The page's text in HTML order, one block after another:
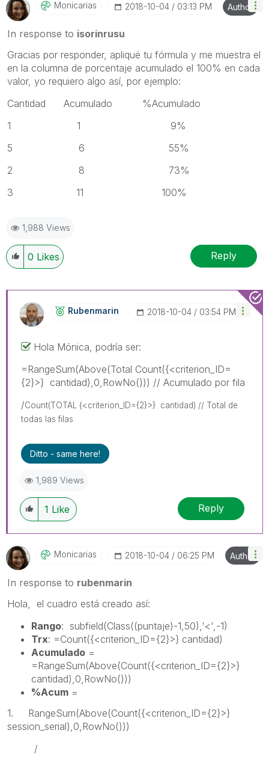
Monicarias ‎2018-10-04 03:13 PM Author
In response to isorinrusu
Gracias por responder, apliqué tu fórmula y me muestra el
en la columna de porcentaje acumulado el 100% en cada
valor, yo requiero algo así, por ejemplo:
Cantidad Acumulado %Acumulado
1 1 9%
5 6 55%
2 8 73%
3 11 100%
1,988 Views
0 Likes Reply
Rubenmarin ‎2018-10-04 03:54 PM
Hola Mónica, podría ser:
=RangeSum(Above(Total Count({<criterion_ID=
{2}>} cantidad),0,RowNo())) // Acumulado por fila
/Count(TOTAL {<criterion_ID={2}>} cantidad) // Total de
todas las filas
Ditto - same here!
1,989 Views
1 Like Reply
Monicarias ‎2018-10-04 06:25 PM Author
In response to rubenmarin
Hola, el cuadro está creado así:
Rango: subfield(Class((puntaje)-1,50),'<',-1)
Trx: =Count({<criterion_ID={2}>} cantidad)
Acumulado =
=RangeSum(Above(Count({<criterion_ID={2}>}
cantidad),0,RowNo()))
%Acum =
1. RangeSum(Above(Count({<criterion_ID={2}>}
session_serial),0,RowNo()))
/